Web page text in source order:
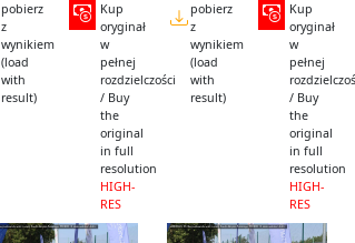
pobierz
z
wynikiem
(load
with
result)
Kup
oryginał
w
pełnej
rozdzielczości
/ Buy
the
original
in full
resolution
HIGH-
RES
pobierz
z
wynikiem
(load
with
result)
Kup
oryginał
w
pełnej
/ Buy
the
original
in full
resolution
HIGH-
RES